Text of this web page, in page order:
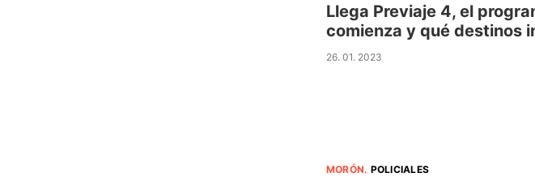
Llega Previaje 4, el
comienza y qué destinos
26. 01. 2023
MORÓN. POLICIALES